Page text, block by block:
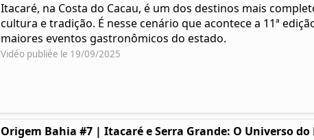
Itacaré, na Costa do Cacau, é um dos destinos mais
cultura e tradição. É nesse cenário que acontece a 11ª
maiores eventos gastronômicos do estado.
Vidéo publiée le 19/09/2025
Origem Bahia #7 | Itacaré e Serra Grande: O Universo do